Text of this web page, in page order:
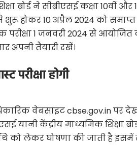
बोर्ड ने सीबीएसई कक्षा 10वीं और
शुरू होकर 10 अप्रैल 2024 को समाप्त
1 जनवरी 2024 से आयोजित
अपनी तैयारी रखें।
परीक्षा होगी
वेबसाइट cbse.gov.in पर देख
यानी केंद्रीय माध्यमिक शिक्षा
को लेकर घोषणा की जाती है इसमें